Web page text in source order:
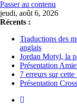
Passer au contenu
jeudi, août 6, 2026
Récents :
Traductions des
anglais
Jordan Motyl, la
Présentation
7 erreurs sur
Présentation